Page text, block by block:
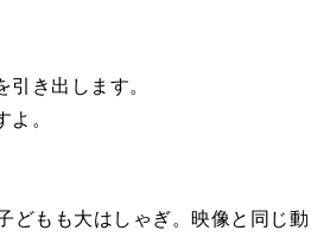
き出します。
。
どもも大はしゃぎ。映像と同じ動